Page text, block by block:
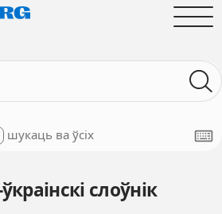
шукаць ва ўсіх
слоўнік